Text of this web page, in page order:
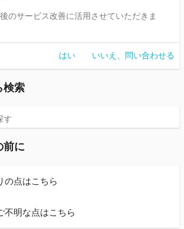
のサービス改善に活用させていただきま
はい いいえ、問い合わせる
検索
前に
の点はこちら
不明な点はこちら